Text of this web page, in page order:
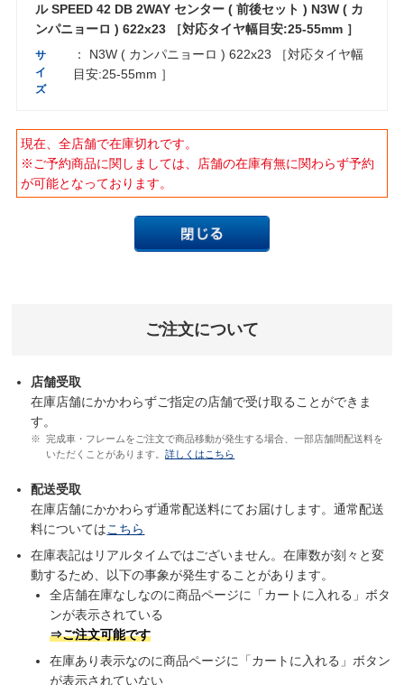
ル SPEED 42 DB 2WAY センター ( 前後セット ) N3W ( カ
ンパニョーロ ) 622x23 ［対応タイヤ幅目安:25-55mm ］
サ
イ
ズ
： N3W ( カンパニョーロ ) 622x23 ［対応タイヤ幅
目安:25-55mm ］
現在、全店舗で在庫切れです。
※ご予約商品に関しましては、店舗の在庫有無に関わらず予約
が可能となっております。
ご注文について
店舗受取
在庫店舗にかかわらずご指定の店舗で受け取ることができま
す。
完成車・フレームをご注文で商品移動が発生する場合、一部店舗間配送料を
いただくことがあります。詳しくはこちら
配送受取
在庫店舗にかかわらず通常配送料にてお届けします。通常配送
料についてはこちら
在庫表記はリアルタイムではございません。在庫数が刻々と変
動するため、以下の事象が発生することがあります。
全店舗在庫なしなのに商品ページに「カートに入れる」ボタ
ンが表示されている
⇒ご注文可能です
在庫あり表示なのに商品ページに「カートに入れる」ボタン
が表示されていない